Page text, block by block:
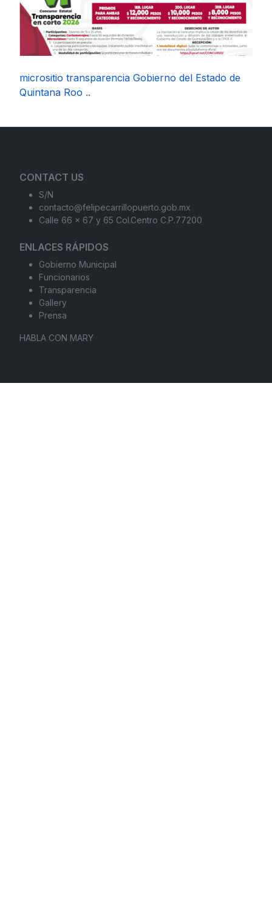
micrositio transparencia Gobierno del Estado de
Quintana Roo ..
CONTACT US
S/N
contacto@felipecarrillopuerto.gob.mx
Calle 66 x 67 y 65 Col.Centro C.P.77200
ENLACES RÁPIDOS
Gobierno Municipal
Funcionarios
Transparencia
Gallery
Prensa
HABLA CON MARY